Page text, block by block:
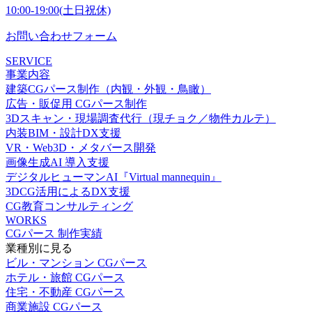
10:00-19:00(土日祝休)
お問い合わせフォーム
SERVICE
事業内容
建築CGパース制作（内観・外観・鳥瞰）
広告・販促用 CGパース制作
3Dスキャン・現場調査代行（現チョク／物件カルテ）
内装BIM・設計DX支援
VR・Web3D・メタバース開発
画像生成AI 導入支援
デジタルヒューマンAI『Virtual mannequin』
3DCG活用によるDX支援
CG教育コンサルティング
WORKS
CGパース 制作実績
業種別に見る
ビル・マンション CGパース
ホテル・旅館 CGパース
住宅・不動産 CGパース
商業施設 CGパース